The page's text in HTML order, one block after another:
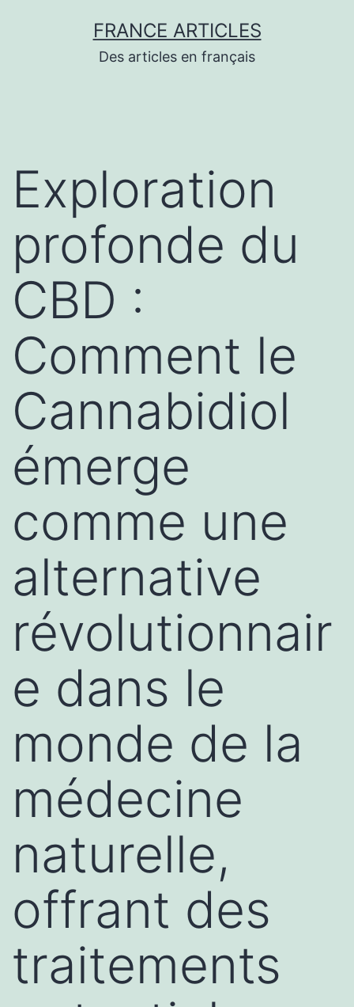
FRANCE ARTICLES
Des articles en français
Exploration
profonde du
CBD :
Comment le
Cannabidiol
émerge
comme une
alternative
révolutionnair
e dans le
monde de la
médecine
naturelle,
offrant des
traitements